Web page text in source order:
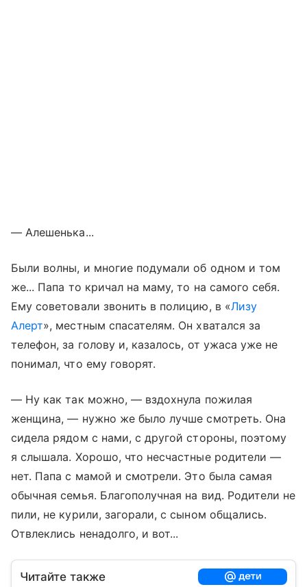
— Алешенька...
Были волны, и многие подумали об одном и том
же... Папа то кричал на маму, то на самого себя.
Ему советовали звонить в полицию, в «Лизу
Алерт», местным спасателям. Он хватался за
телефон, за голову и, казалось, от ужаса уже не
понимал, что ему говорят.
— Ну как так можно, — вздохнула пожилая
женщина, — нужно же было лучше смотреть. Она
сидела рядом с нами, с другой стороны, поэтому
я слышала. Хорошо, что несчастные родители —
нет. Папа с мамой и смотрели. Это была самая
обычная семья. Благополучная на вид. Родители не
пили, не курили, загорали, с сыном общались.
Отвлеклись ненадолго, и вот...
Читайте также